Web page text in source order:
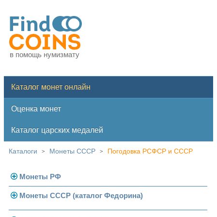
в помощь нумизмату
Каталог монет онлайн
Оценка монет
Каталог царских медалей
Каталоги > Монеты СССР > Погодовка РСФСР и СССР
Монеты РФ
Современная Россия
Монеты СССР (каталог Федорина)